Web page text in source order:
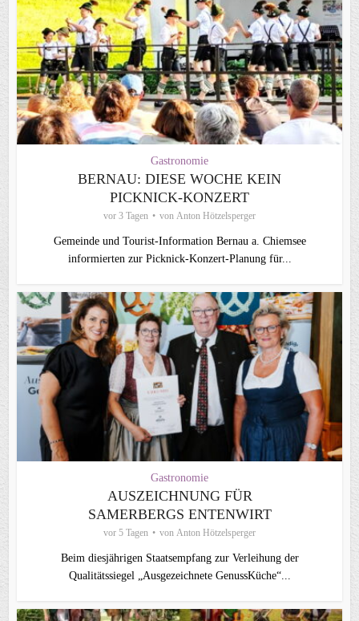
Gastronomie
BERNAU: DIESE WOCHE KEIN
PICKNICK-KONZERT
vor 3 Tagen von Anton Hötzelsperger
Gemeinde und Tourist-Information Bernau a. Chiemsee
informierten zur Picknick-Konzert-Planung für...
Gastronomie
AUSZEICHNUNG FÜR
SAMERBERGS ENTENWIRT
vor 5 Tagen von Anton Hötzelsperger
Beim diesjährigen Staatsempfang zur Verleihung der
Qualitätssiegel „Ausgezeichnete GenussKüche“...